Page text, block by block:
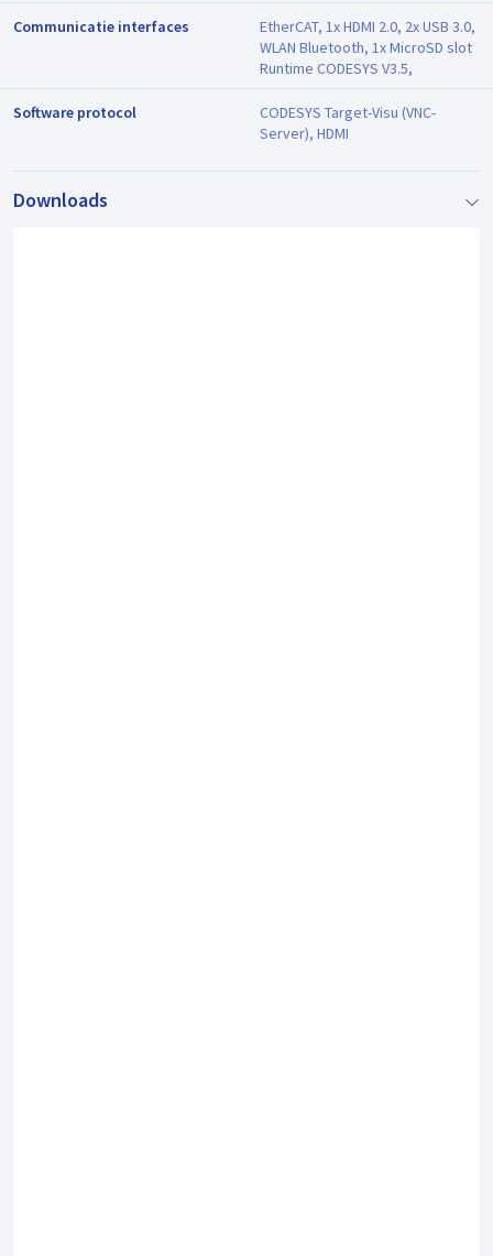
Communicatie interfaces
EtherCAT, 1x HDMI 2.0, 2x USB 3.0,
WLAN Bluetooth, 1x MicroSD slot
Runtime CODESYS V3.5,
Software protocol
CODESYS Target-Visu (VNC-
Server), HDMI
Downloads